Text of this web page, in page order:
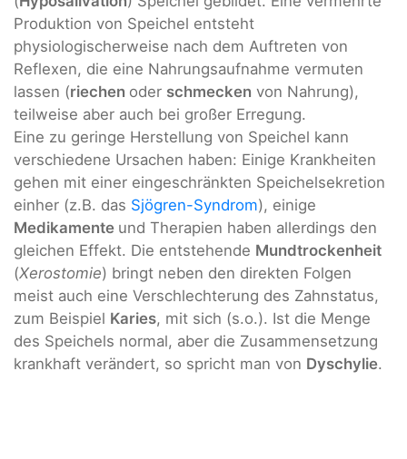
Produktion von Speichel entsteht
physiologischerweise nach dem Auftreten von
Reflexen, die eine Nahrungsaufnahme vermuten
lassen (riechen oder schmecken von Nahrung),
teilweise aber auch bei großer Erregung.
Eine zu geringe Herstellung von Speichel kann
verschiedene Ursachen haben: Einige Krankheiten
gehen mit einer eingeschränkten Speichelsekretion
einher (z.B. das Sjögren-Syndrom), einige
Medikamente und Therapien haben allerdings den
gleichen Effekt. Die entstehende Mundtrockenheit
(Xerostomie) bringt neben den direkten Folgen
meist auch eine Verschlechterung des Zahnstatus,
zum Beispiel Karies, mit sich (s.o.). Ist die Menge
des Speichels normal, aber die Zusammensetzung
krankhaft verändert, so spricht man von Dyschylie.